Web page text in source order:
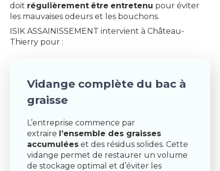
doit régulièrement être entretenu pour éviter
les mauvaises odeurs et les bouchons.
ISIK ASSAINISSEMENT intervient à Château-
Thierry pour :
Vidange complète du bac à
graisse
L’entreprise commence par
extraire l’ensemble des graisses
accumulées et des résidus solides. Cette
vidange permet de restaurer un volume
de stockage optimal et d’éviter les